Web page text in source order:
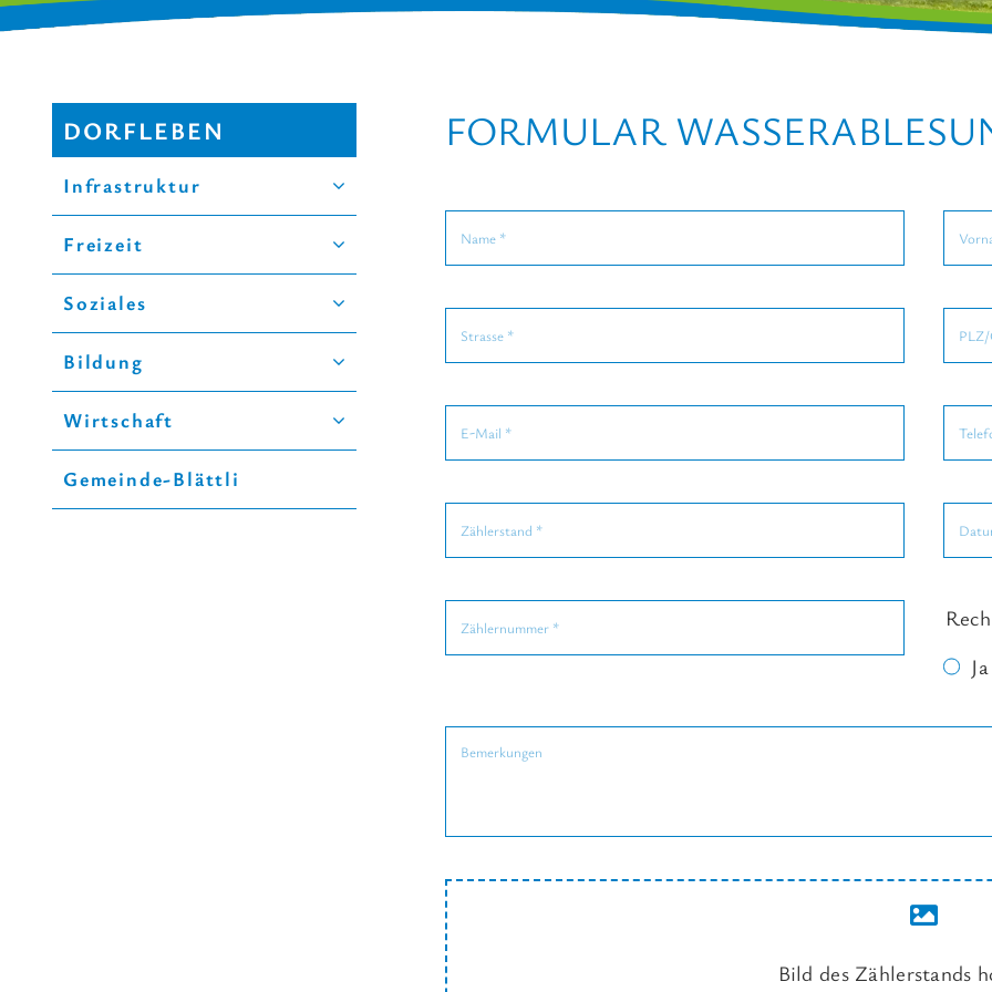
DORFLEBEN
Infrastruktur
Freizeit
Soziales
Bildung
Wirtschaft
Gemeinde-Blättli
FORMULAR
Ja
Bild des Zählerstands